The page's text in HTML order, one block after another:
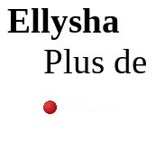
Ellysha
Plus de